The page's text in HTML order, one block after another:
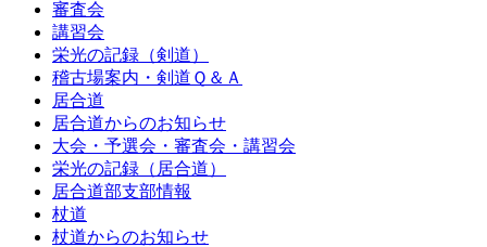
審査会
講習会
栄光の記録（剣道）
稽古場案内・剣道Ｑ＆Ａ
居合道
居合道からのお知らせ
大会・予選会・審査会・講習会
栄光の記録（居合道）
居合道部支部情報
杖道
杖道からのお知らせ